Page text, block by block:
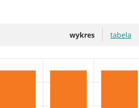
wykres tabela